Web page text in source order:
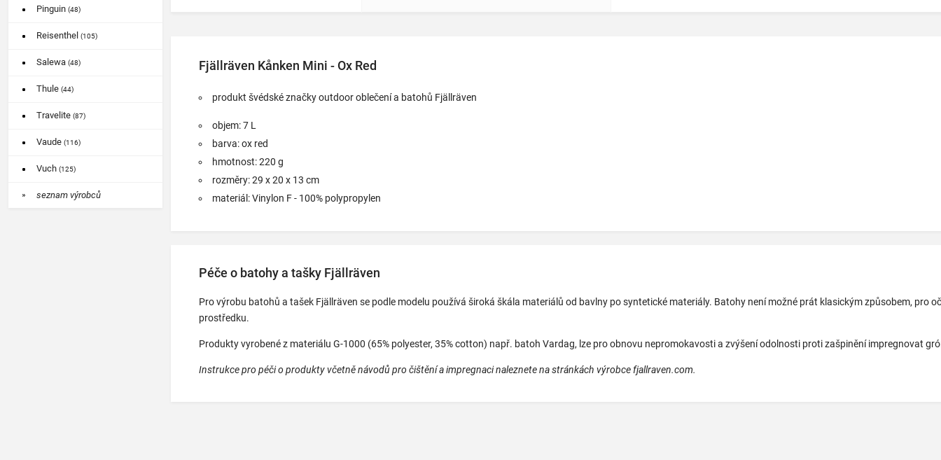
Pinguin (48)
Reisenthel (105)
Salewa (48)
Thule (44)
Travelite (87)
Vaude (116)
Vuch (125)
seznam výrobců
Fjällräven Kånken Mini - Ox Red
produkt švédské značky outdoor oblečení a batohů Fjällräven
objem: 7 L
barva: ox red
hmotnost: 220 g
rozměry: 29 x 20 x 13 cm
materiál: Vinylon F - 100% polypropylen
Péče o batohy a tašky Fjällräven
Pro výrobu batohů a tašek Fjällräven se podle modelu používá široká škála materiálů od bavlny po syntetické materiály. Batohy není možné prát klasickým způsobem, pro
prostředku.
Produkty vyrobené z materiálu G-1000 (65% polyester, 35% cotton) např. batoh Vardag, lze pro obnovu nepromokavosti a zvýšení odolnosti proti zašpinění impregnovat
Instrukce pro péči o produkty včetně návodů pro čištění a impregnaci naleznete na stránkách výrobce fjallraven.com.